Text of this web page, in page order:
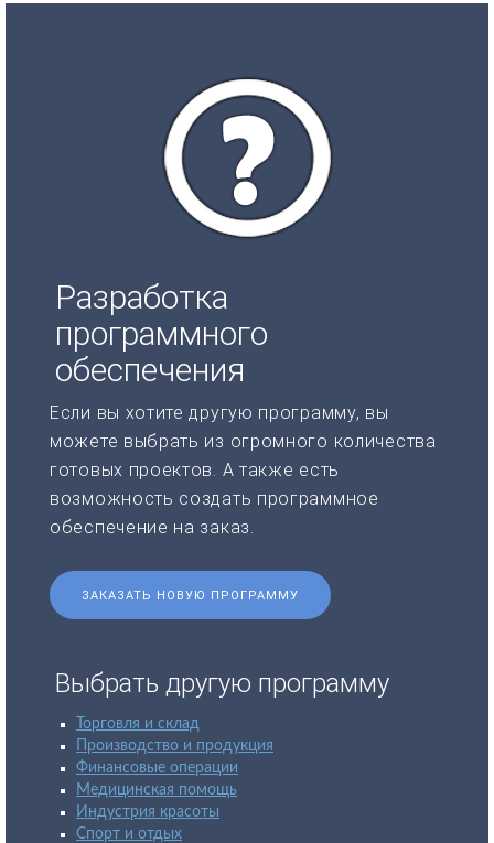
Разработка
программного
обеспечения
Если вы хотите другую программу, вы
можете выбрать из огромного количества
готовых проектов. А также есть
возможность создать программное
обеспечение на заказ.
ЗАКАЗАТЬ НОВУЮ ПРОГРАММУ
Выбрать другую программу
Торговля и склад
Производство и продукция
Финансовые операции
Медицинская помощь
Индустрия красоты
Спорт и отдых